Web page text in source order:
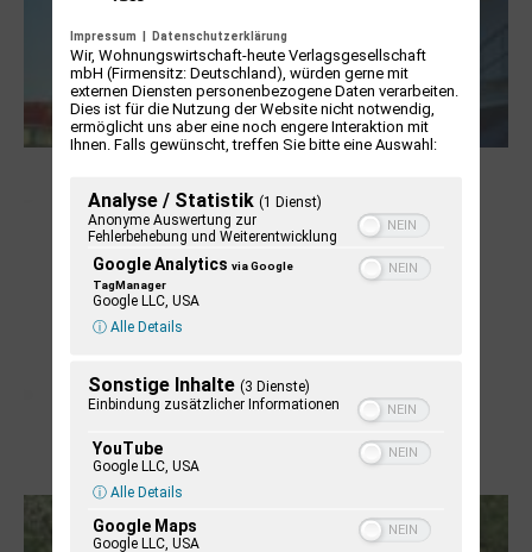
Letj fröögels
Impressum | Datenschutzerklärung
Wir, Wohnungswirtschaft-heute Verlagsgesellschaft
mbH (Firmensitz: Deutschland), würden gerne mit
externen Diensten personenbezogene Daten verarbeiten.
Dies ist für die Nutzung der Website nicht notwendig,
ermöglicht uns aber eine noch engere Interaktion mit
Ihnen. Falls gewünscht, treffen Sie bitte eine Auswahl:
Analyse / Statistik (1 Dienst)
Anonyme Auswertung zur
Fehlerbehebung und Weiterentwicklung
Google Analytics via Google
TagManager
Google LLC, USA
ⓘ Alle Details
Sonstige Inhalte (3 Dienste)
Einbindung zusätzlicher Informationen
YouTube
Google LLC, USA
ⓘ Alle Details
Google Maps
Google LLC, USA